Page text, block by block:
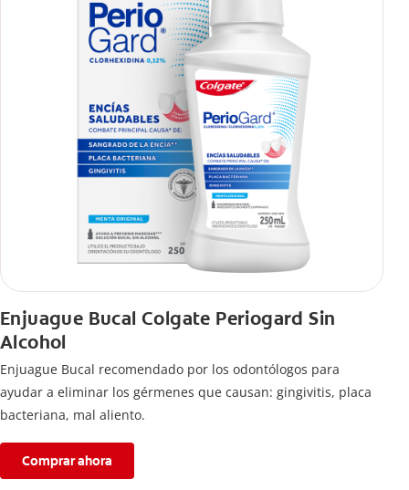
Enjuague Bucal Colgate Periogard Sin
Alcohol
Enjuague Bucal recomendado por los odontólogos para
ayudar a eliminar los gérmenes que causan: gingivitis, placa
bacteriana, mal aliento.
Comprar ahora